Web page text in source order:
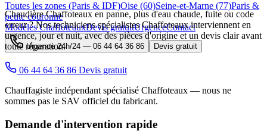
Toutes les zones (Paris & IDF)Oise (60)Seine-et-Marne (77)Paris &
petite couronne
Modèles ChaffoteauxDevis gratuitUrgenceContact
Urgence 24h/24 — 06 44 64 36 86 Devis gratuit
Chaudière Chaffoteaux en panne, plus d'eau chaude, fuite ou code
erreur ? Nos techniciens spécialistes Chaffoteaux interviennent en
urgence, jour et nuit, avec des pièces d'origine et un devis clair avant
toute réparation.
06 44 64 36 86 Devis gratuit
Chauffagiste indépendant spécialisé Chaffoteaux — nous ne
sommes pas le SAV officiel du fabricant.
Demande d'intervention rapide